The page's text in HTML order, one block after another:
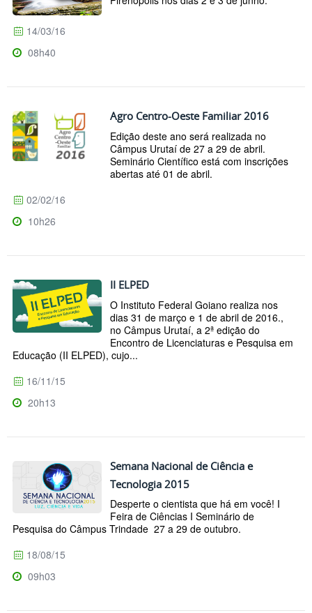
14/03/16
08h40
Agro Centro-Oeste Familiar 2016
Edição deste ano será realizada no
Câmpus Urutaí de 27 a 29 de abril.
Seminário Científico está com inscrições
abertas até 01 de abril.
02/02/16
10h26
II ELPED
O Instituto Federal Goiano realiza nos
dias 31 de março e 1 de abril de 2016.,
no Câmpus Urutaí, a 2ª edição do
Encontro de Licenciaturas e Pesquisa em
Educação (II ELPED), cujo...
16/11/15
20h13
Semana Nacional de Ciência e
Tecnologia 2015
Desperte o cientista que há em você! I
Feira de Ciências I Seminário de
Pesquisa do Câmpus Trindade 27 a 29 de outubro.
18/08/15
09h03